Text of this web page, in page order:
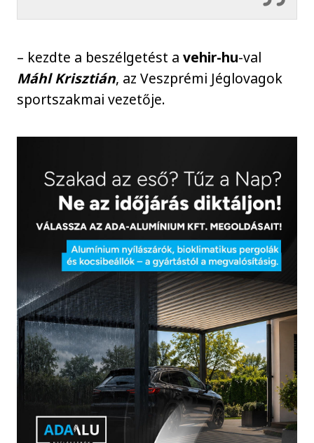
– kezdte a beszélgetést avehir-hu-val
Máhl Krisztián, az Veszprémi Jéglovagok
sportszakmai vezetője.